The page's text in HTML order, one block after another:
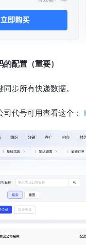
配置（重要）
步所有快递数据。
代号可用查看这个：